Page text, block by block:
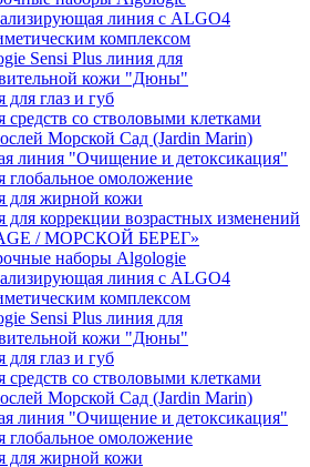
линия с ALGO4
комплексом
Sensi Plus линия для
кожи "Дюны"
для глаз и губ
средств со стволовыми клетками
Морской Сад (Jardin Marin)
линия "Очищение и детоксикация"
глобальное омоложение
для жирной кожи
для коррекции возрастных изменений
/ МОРСКОЙ БЕРЕГ»
наборы Algologie
линия с ALGO4
комплексом
Sensi Plus линия для
кожи "Дюны"
для глаз и губ
средств со стволовыми клетками
Морской Сад (Jardin Marin)
линия "Очищение и детоксикация"
глобальное омоложение
для жирной кожи